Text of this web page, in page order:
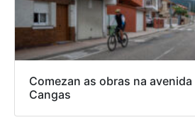
Comezan as obras na
Cangas